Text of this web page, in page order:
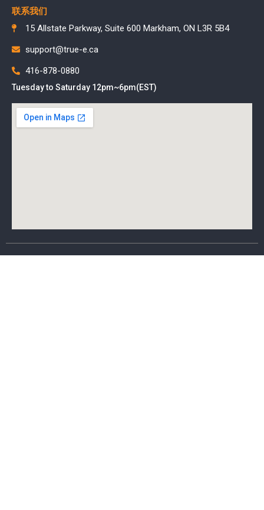
联系我们
15 Allstate Parkway, Suite 600 Markham, ON L3R 5B4
support@true-e.ca
416-878-0880
Tuesday to Saturday 12pm~6pm(EST)